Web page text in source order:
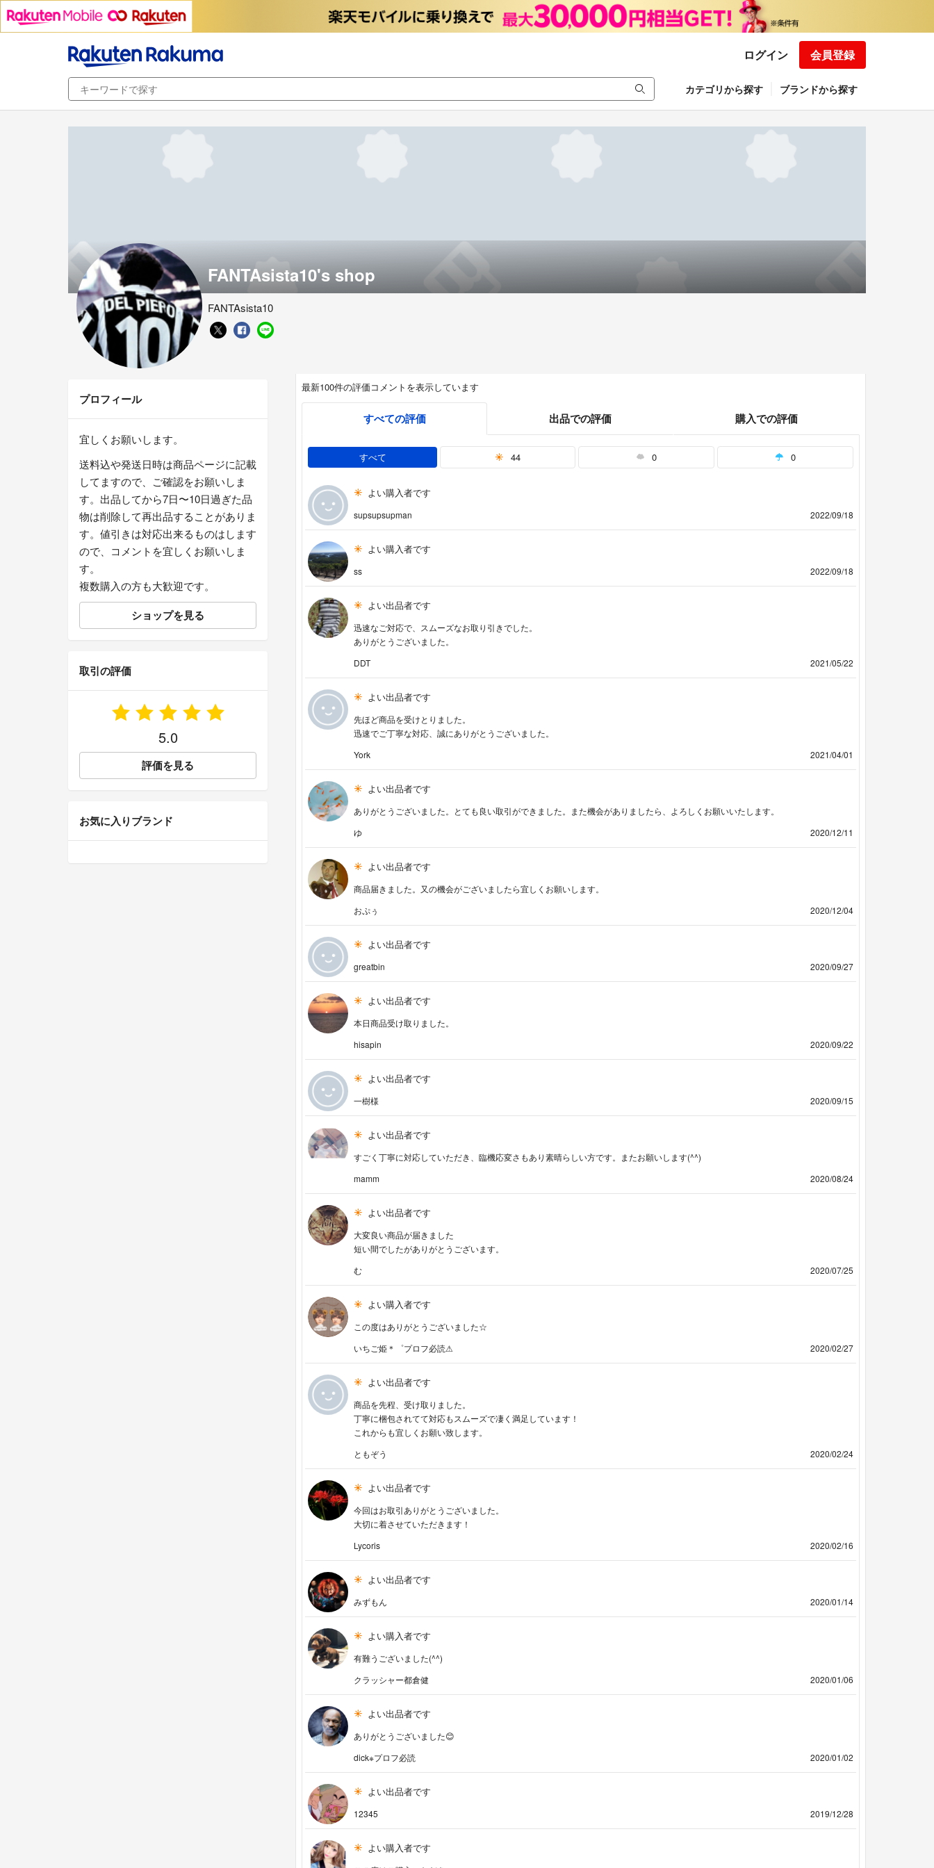
ログイン 会員登録
カテゴリから探す ブランドから探す
FANTAsista10's shop
FANTAsista10
最新100件の評価コメントを表示しています
すべての評価 出品での評価 購入での評価
すべて 44 0 0
よい購入者です
supsupsupman 2022/09/18
よい購入者です
ss 2022/09/18
よい出品者です
迅速なご対応で、スムーズなお取り引きでした。
ありがとうございました。
DDT
2021/05/22
よい出品者です
先ほど商品を受けとりました。
迅速でご丁寧な対応、誠にありがとうございました。
York
2021/04/01
よい出品者です
ありがとうございました。とても良い取引ができました。また機会がありましたら、よろしくお願いいたします。
ゆ
2020/12/11
よい出品者です
商品届きました。又の機会がございましたら宜しくお願いします。
おぷぅ
2020/12/04
よい出品者です
greatbin 2020/09/27
よい出品者です
本日商品受け取りました。
hisapin
2020/09/22
よい出品者です
一樹様 2020/09/15
よい出品者です
すごく丁寧に対応していただき、臨機応変さもあり素晴らしい方です。またお願いします(^^)
mamm
2020/08/24
よい出品者です
大変良い商品が届きました
短い間でしたがありがとうございます。
む
2020/07/25
よい購入者です
この度はありがとうございました☆
いちご姫＊゜プロフ必読⚠︎
2020/02/27
よい出品者です
商品を先程、受け取りました。
丁寧に梱包されてて対応もスムーズで凄く満足しています！
これからも宜しくお願い致します。
ともぞう
2020/02/24
よい出品者です
今回はお取引ありがとうございました。
大切に着させていただきます！
Lycoris
2020/02/16
よい出品者です
みずもん 2020/01/14
よい購入者です
有難うございました(^^)
クラッシャー都倉健
2020/01/06
よい出品者です
ありがとうございました😊
dick※プロフ必読
2020/01/02
よい出品者です
12345 2019/12/28
よい購入者です
プロフィール
宜しくお願いします。
送料込や発送日時は商品ページに記載
してますので、ご確認をお願いしま
す。出品してから7日〜10日過ぎた品
物は削除して再出品することがありま
す。値引きは対応出来るものはします
ので、コメントを宜しくお願いしま
す。
複数購入の方も大歓迎です。
ショップを見る
取引の評価
5.0
評価を見る
お気に入りブランド